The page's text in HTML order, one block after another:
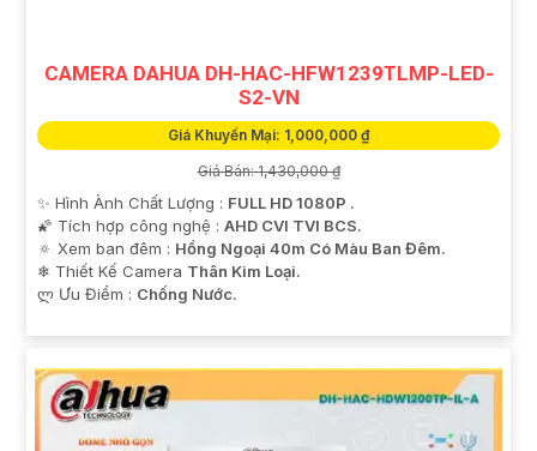
CAMERA DAHUA DH-HAC-HFW1239TLMP-LED-
S2-VN
Giá Khuyến Mại: 1,000,000 ₫
Giá Bán: 1,430,000 ₫
✨ Hình Ành Chất Lượng : FULL HD 1080P .
🌠 Tích hợp công nghệ : AHD CVI TVI BCS.
🔅 Xem ban đêm : Hồng Ngoại 40m Có Màu Ban Đêm.
❄ Thiết Kế Camera Thân Kim Loại.
️ლ Ưu Điểm : Chống Nước.